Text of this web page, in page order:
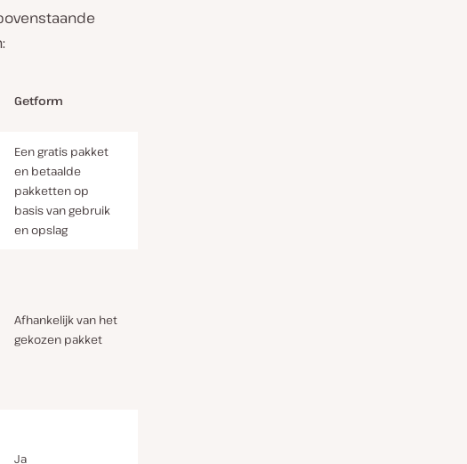
Getform
Een gratis pakket
en betaalde
pakketten op
basis van gebruik
en opslag
Afhankelijk van het
gekozen pakket
Ja